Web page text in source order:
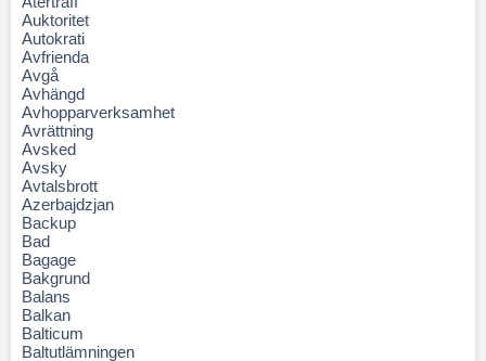
Auktoritet
Autokrati
Avfrienda
Avgå
Avhängd
Avhopparverksamhet
Avrättning
Avsked
Avsky
Avtalsbrott
Azerbajdzjan
Backup
Bad
Bagage
Bakgrund
Balans
Balkan
Balticum
Baltutlämningen